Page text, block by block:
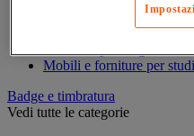
Armadietto pronto
Lettino, paravento e sedia
Mobili e forniture per
Badge e timbratura
Vedi tutte le categorie